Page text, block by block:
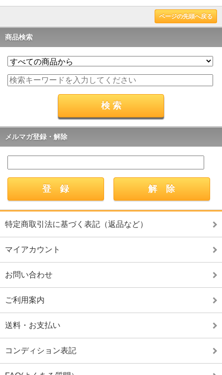
ページの先頭へ戻る
商品検索
メルマガ登録・解除
特定商取引法に基づく表記（返品など）
マイアカウント
お問い合わせ
ご利用案内
送料・お支払い
コンディション表記